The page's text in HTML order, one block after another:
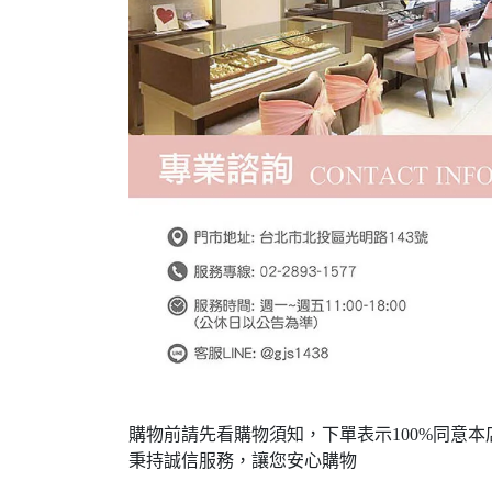
購物前請先看購物須知，下單表示100%同意本
秉持誠信服務，讓您安心購物